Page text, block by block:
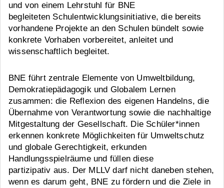
und von einem Lehrstuhl für BNE
begleiteten Schulentwicklungsinitiative, die bereits
vorhandene Projekte an den Schulen bündelt sowie
konkrete Vorhaben vorbereitet, anleitet und
wissenschaftlich begleitet.
BNE führt zentrale Elemente von Umweltbildung,
Demokratiepädagogik und Globalem Lernen
zusammen: die Reflexion des eigenen Handelns, die
Übernahme von Verantwortung sowie die nachhaltige
Mitgestaltung der Gesellschaft. Die Schüler*innen
erkennen konkrete Möglichkeiten für Umweltschutz
und globale Gerechtigkeit, erkunden
Handlungsspielräume und füllen diese
partizipativ aus. Der MLLV darf nicht daneben stehen,
wenn es darum geht, BNE zu fördern und die Ziele in